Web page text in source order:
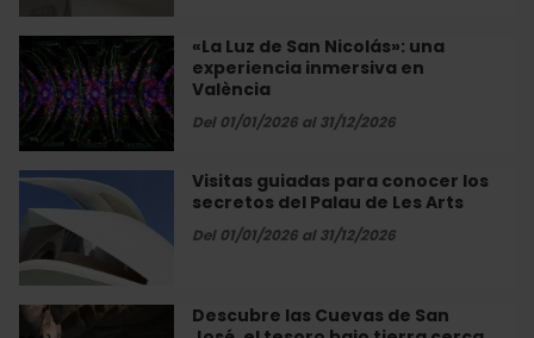
ser
valenciano»
en
L’ETNO
«La Luz de San Nicolás»: una
experiencia inmersiva en
València
Del 01/01/2026 al 31/12/2026
Luz
de
San
Nicolás»:
una
experiencia
inmersiva
València
Visitas guiadas para conocer los
secretos del Palau de Les Arts
Del 01/01/2026 al 31/12/2026
Visitas
guiadas
para
conocer
los
secretos
del
Descubre las Cuevas de San
Descubre